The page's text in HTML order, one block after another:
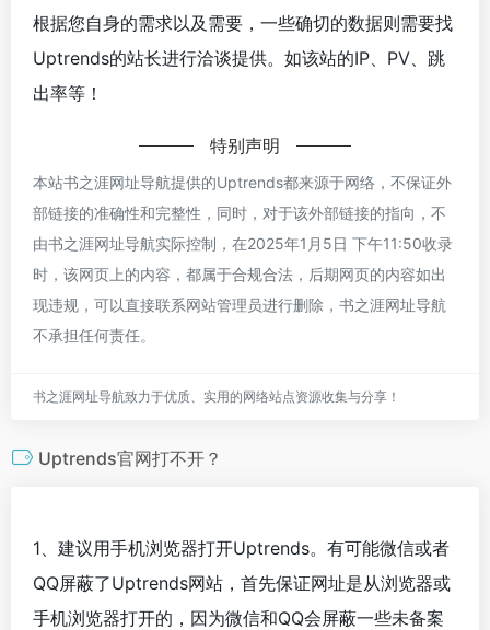
根据您自身的需求以及需要，一些确切的数据则需要找
Uptrends的站长进行洽谈提供。如该站的IP、PV、跳
出率等！
特别声明
本站书之涯网址导航提供的Uptrends都来源于网络，不保证外
部链接的准确性和完整性，同时，对于该外部链接的指向，不
由书之涯网址导航实际控制，在2025年1月5日 下午11:50收录
时，该网页上的内容，都属于合规合法，后期网页的内容如出
现违规，可以直接联系网站管理员进行删除，书之涯网址导航
不承担任何责任。
书之涯网址导航致力于优质、实用的网络站点资源收集与分享！
Uptrends官网打不开？
1、建议用手机浏览器打开Uptrends。有可能微信或者
QQ屏蔽了Uptrends网站，首先保证网址是从浏览器或
手机浏览器打开的，因为微信和QQ会屏蔽一些未备案